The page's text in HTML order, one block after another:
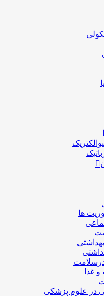
ها
غذا
در علوم پزشکی